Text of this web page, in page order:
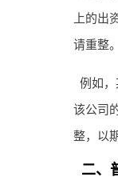
上的出
请重整。
例如
该公司
整，以
二、